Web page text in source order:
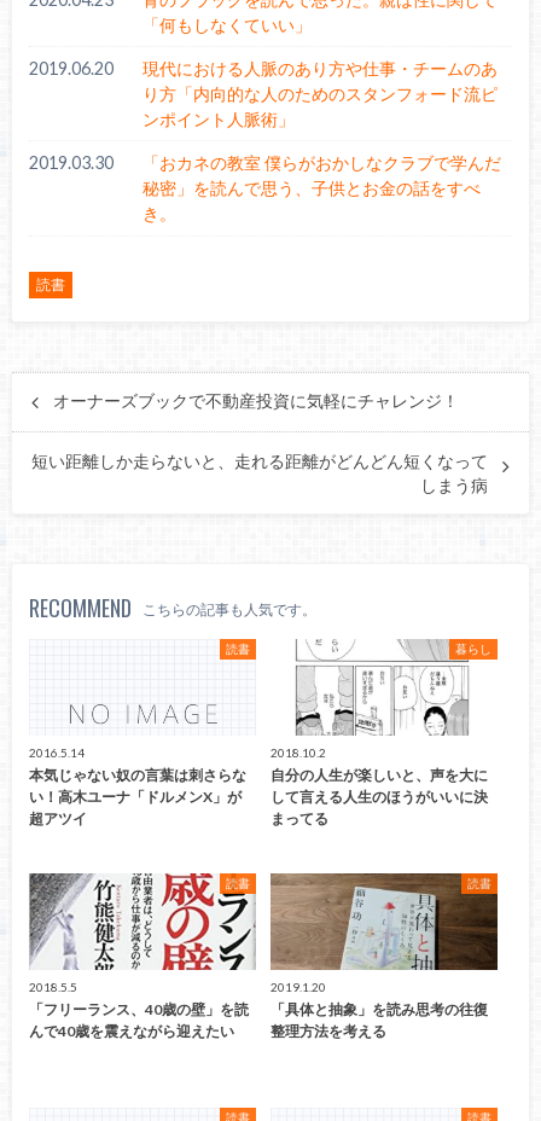
「何もしなくていい」
2019.06.20
現代における人脈のあり方や仕事・チームのあ
り方「内向的な人のためのスタンフォード流ピ
ンポイント人脈術」
2019.03.30
「おカネの教室 僕らがおかしなクラブで学んだ
秘密」を読んで思う、子供とお金の話をすべ
き。
読書
オーナーズブックで不動産投資に気軽にチャレンジ！
短い距離しか走らないと、走れる距離がどんどん短くなって
しまう病
RECOMMEND こちらの記事も人気です。
読書
2016.5.14
本気じゃない奴の言葉は刺さらな
い！高木ユーナ「ドルメンX」が
超アツイ
暮らし
2018.10.2
自分の人生が楽しいと、声を大に
して言える人生のほうがいいに決
まってる
読書
2018.5.5
「フリーランス、40歳の壁」を読
んで40歳を震えながら迎えたい
読書
2019.1.20
「具体と抽象」を読み思考の往復
整理方法を考える
読書 読書